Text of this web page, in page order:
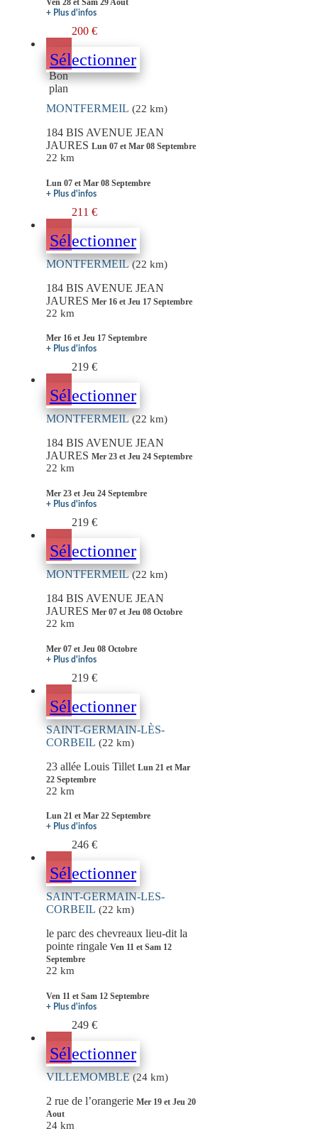
Ven 28 et Sam 29 Aout
+ Plus d'infos
200 €
Sélectionner
Bon
plan
MONTFERMEIL (22 km)
184 BIS AVENUE JEAN
JAURES Lun 07 et Mar 08 Septembre
22 km
Lun 07 et Mar 08 Septembre
+ Plus d'infos
211 €
Sélectionner
MONTFERMEIL(22 km)
184 BIS AVENUE JEAN
JAURES Mer 16 et Jeu 17 Septembre
22 km
Mer 16 et Jeu 17 Septembre
+ Plus d'infos
219 €
Sélectionner
MONTFERMEIL(22 km)
184 BIS AVENUE JEAN
JAURES Mer 23 et Jeu 24 Septembre
22 km
Mer 23 et Jeu 24 Septembre
+ Plus d'infos
219 €
Sélectionner
MONTFERMEIL(22 km)
184 BIS AVENUE JEAN
JAURES Mer 07 et Jeu 08 Octobre
22 km
Mer 07 et Jeu 08 Octobre
+ Plus d'infos
219 €
Sélectionner
SAINT-GERMAIN-LÈS-
CORBEIL (22 km)
23 allée Louis Tillet Lun 21 et Mar
22 Septembre
22 km
Lun 21 et Mar 22 Septembre
+ Plus d'infos
246 €
Sélectionner
SAINT-GERMAIN-LES-
CORBEIL (22 km)
le parc des chevreaux lieu-dit la
pointe ringale Ven 11 et Sam 12
Septembre
22 km
Ven 11 et Sam 12 Septembre
+ Plus d'infos
249 €
Sélectionner
VILLEMOMBLE(24 km)
2 rue de l’orangerie Mer 19 et Jeu 20
Aout
24 km